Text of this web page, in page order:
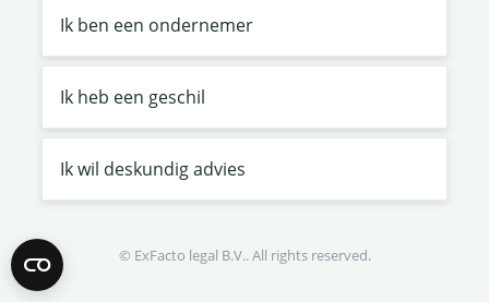
Ik ben een ondernemer
Ik heb een geschil
Ik wil deskundig advies
© ExFacto legal B.V.. All rights reserved.